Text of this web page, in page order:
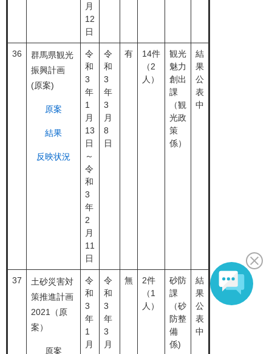
月
12
日
36
群馬県観光
振興計画
(原案)
原案
結果
反映状況
令
和
3
年
1
月
13
日
～
令
和
3
年
2
月
11
日
令
和
3
年
3
月
8
日
有
14件
（2
人）
観光
魅力
創出
課
（観
光政
策
係）
結
果
公
表
中
37
土砂災害対
策推進計画
2021（原
案）
原案
令
和
3
年
1
月
令
和
3
年
3
月
無
2件
（1
人）
砂防
課
（砂
防整
備
係)
結
果
公
表
中